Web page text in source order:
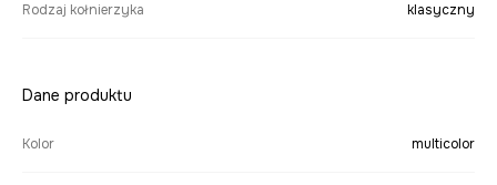
Rodzaj kołnierzyka klasyczny
Dane produktu
Kolor multicolor